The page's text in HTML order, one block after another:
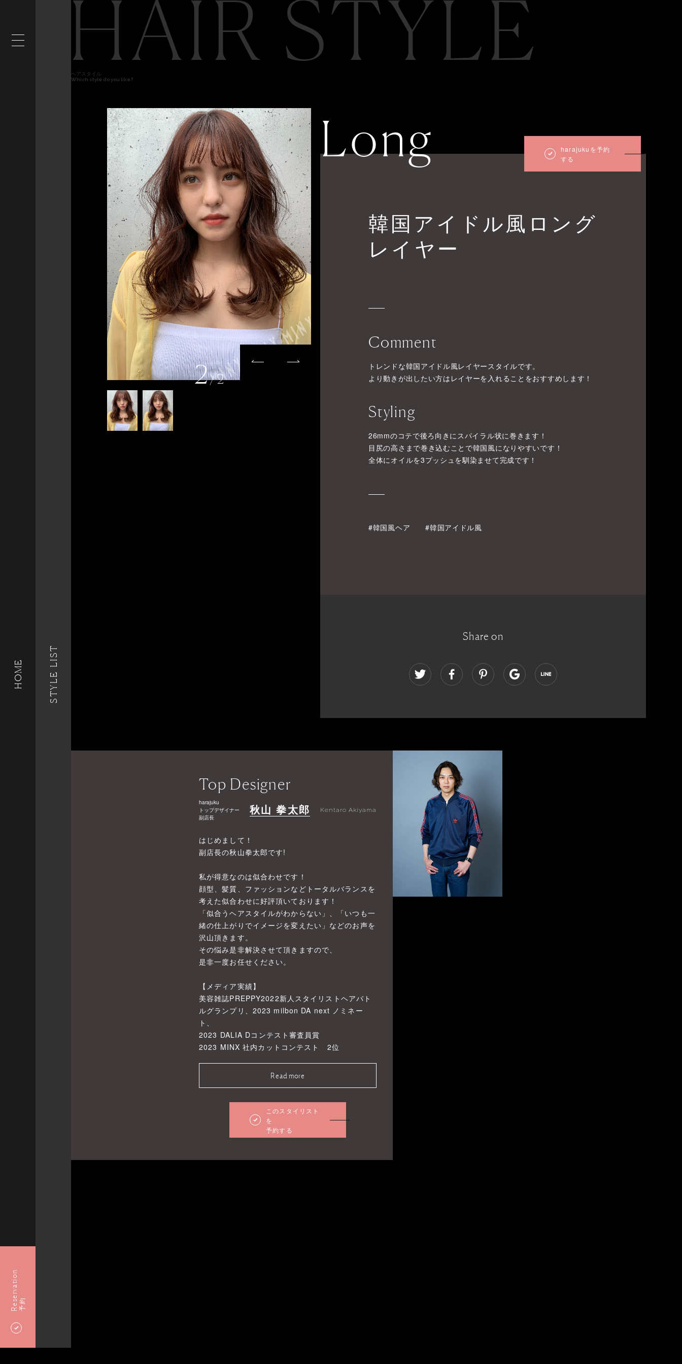
HOME
Reservation予約
STYLE LIST
HAIR STYLE
ヘアスタイル
Which style do you like?
2/2
Long
harajukuを予約
する
韓国アイドル風ロング
レイヤー
Comment
トレンドな韓国アイドル風レイヤースタイルです。
より動きが出したい方はレイヤーを入れることをおすすめします！
Styling
26mmのコテで後ろ向きにスパイラル状に巻きます！
目尻の高さまで巻き込むことで韓国風になりやすいです！
全体にオイルを3プッシュを馴染ませて完成です！
#韓国風ヘア #韓国アイドル風
Share on
Top Designer
harajuku
トップデザイナー
副店長
秋山 拳太郎 Kentaro Akiyama
はじめまして！
副店長の秋山拳太郎です!
私が得意なのは似合わせです！
顔型、髪質、ファッションなどトータルバランスを
考えた似合わせに好評頂いております！
「似合うヘアスタイルがわからない」、「いつも一
緒の仕上がりでイメージを変えたい」などのお声を
沢山頂きます。
その悩み是非解決させて頂きますので、
是非一度お任せください。
【メディア実績】
美容雑誌PREPPY2022新人スタイリストヘアバト
ルグランプリ、2023 milbon DA next ノミネー
ト、
2023 DALIA Dコンテスト審査員賞
2023 MINX 社内カットコンテスト 2位
Read more
このスタイリスト
を
予約する